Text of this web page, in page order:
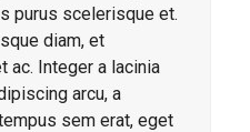
purus scelerisque et.
diam, et
ac. Integer a lacinia
arcu, a
sem erat, eget